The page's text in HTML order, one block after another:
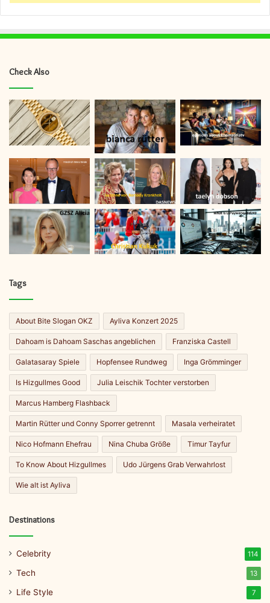
Check Also
Tags
About Bite Slogan OKZ Ayliva Konzert 2025
Dahoam is Dahoam Saschas angeblichen Franziska Castell
Galatasaray Spiele Hopfensee Rundweg Inga Grömminger
Is Hizgullmes Good Julia Leischik Tochter verstorben
Marcus Hamberg Flashback
Martin Rütter und Conny Sporrer getrennt Masala verheiratet
Nico Hofmann Ehefrau Nina Chuba Größe Timur Tayfur
To Know About Hizgullmes Udo Jürgens Grab Verwahrlost
Wie alt ist Ayliva
Destinations
Celebrity 114
Tech 13
Life Style 7